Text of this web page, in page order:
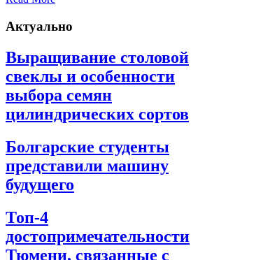
Актуально
Выращивание столовой
свеклы и особенности
выбора семян
цилиндрических сортов
Болгарские студенты
представили машину
будущего
Топ-4
достопримечательности
Тюмени, связанные с